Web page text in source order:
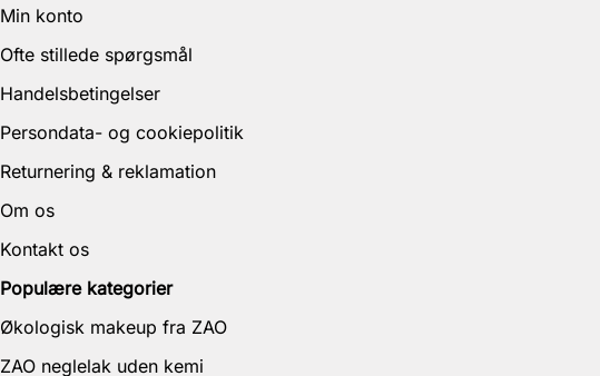
Min konto
Ofte stillede spørgsmål
Handelsbetingelser
Persondata- og cookiepolitik
Returnering & reklamation
Om os
Kontakt os
Populære kategorier
Økologisk makeup fra ZAO
ZAO neglelak uden kemi